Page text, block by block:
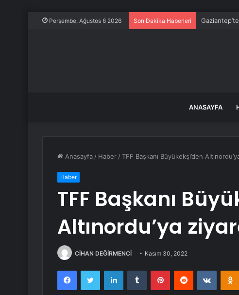
Perşembe, Ağustos 6 2026 Son Dakika Haberleri Gaziantep’te
ANASAYFA
Anasayfa / Haber /TFF Başkanı Büyükekşi’den
Haber
TFF Başkanı
Altınordu’ya
CİHAN DEĞİRMENCİ Kasım 30, 2022
FacebookTwitter LinkedInTumblr PinterestReddit